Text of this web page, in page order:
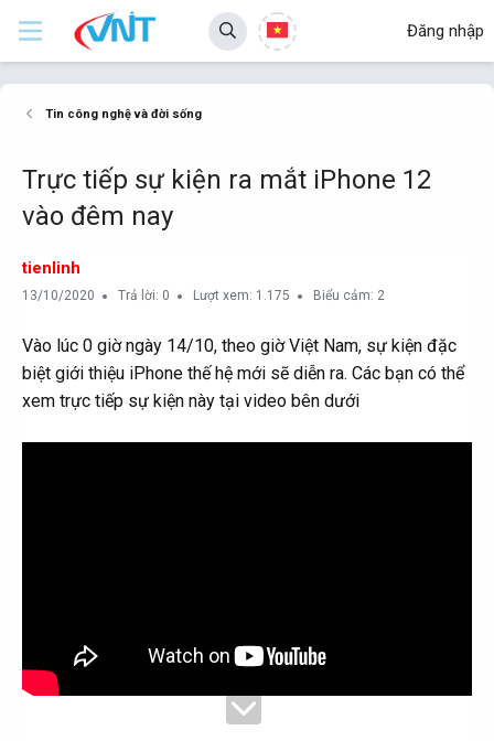
Đăng nhập
Tin công nghệ và đời sống
Trực tiếp sự kiện ra mắt iPhone 12
vào đêm nay
tienlinh
13/10/2020 Trả lời: 0 Lượt xem: 1.175 Biểu cảm: 2
Vào lúc 0 giờ ngày 14/10, theo giờ Việt Nam, sự kiện đặc
biệt giới thiệu iPhone thế hệ mới sẽ diễn ra. Các bạn có thể
xem trực tiếp sự kiện này tại video bên dưới